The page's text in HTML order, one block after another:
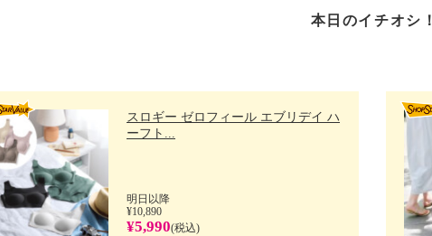
本日のイチオシ！
スロギー ゼロフィール エブリデイ ハ
ーフト...
明日以降
¥10,890
¥5,990(税込)